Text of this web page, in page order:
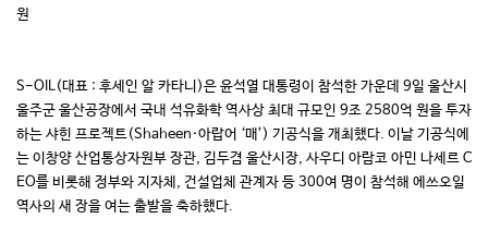
원
S-OIL(대표 : 후세인 알 카타니)은 윤석열 대통령이 참석한 가운데 9일 울산시
울주군 울산공장에서 국내 석유화학 역사상 최대 규모인 9조 2580억 원을 투자
하는 샤힌 프로젝트(Shaheen·아랍어 ‘매’) 기공식을 개최했다. 이날 기공식에
는 이창양 산업통상자원부 장관, 김두겸 울산시장, 사우디 아람코 아민 나세르 C
EO를 비롯해 정부와 지자체, 건설업체 관계자 등 300여 명이 참석해 에쓰오일
역사의 새 장을 여는 출발을 축하했다.